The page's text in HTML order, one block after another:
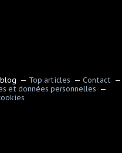
Top articles
Contact
et données personnelles